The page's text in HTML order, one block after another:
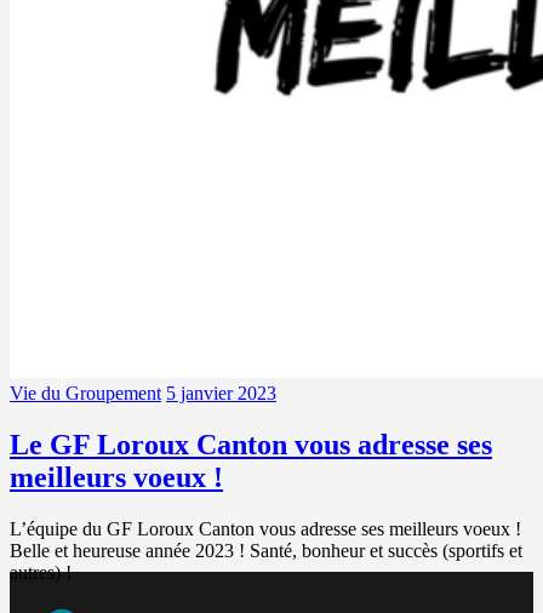
Vie du Groupement 5 janvier 2023
Le GF Loroux Canton vous adresse ses
meilleurs voeux !
L’équipe du GF Loroux Canton vous adresse ses meilleurs voeux !
Belle et heureuse année 2023 ! Santé, bonheur et succès (sportifs et
autres) !